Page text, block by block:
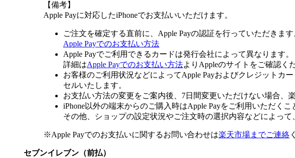
【備考】
Apple Payに対応したiPhoneでお支払いいただけます。
ご注文を確定する直前に、Apple Payの認証を行っていただきます
Apple Payでのお支払い方法
Apple Payでご利用できるカードは発行会社によって異なります。
詳細はApple Payでのお支払い方法よりAppleのサイトをご確認く
お客様のご利用状況などによってApple Payおよびクレジットカ
セルいたします。
お支払い方法の変更をご案内後、7日間変更いただけない場合、
iPhone以外の端末からのご購入時はApple Payをご利用いただくこ
その他、ショップの設定状況やご注文時の選択内容などによって
※Apple Payでのお支払いに関するお問い合わせは楽天市場までご連絡
セブンイレブン（前払）